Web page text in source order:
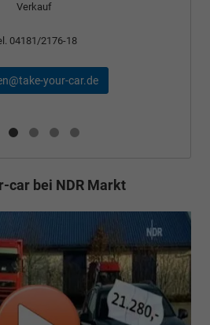
Verkauf
04181/2176-18
your-car.de
car bei NDR Markt